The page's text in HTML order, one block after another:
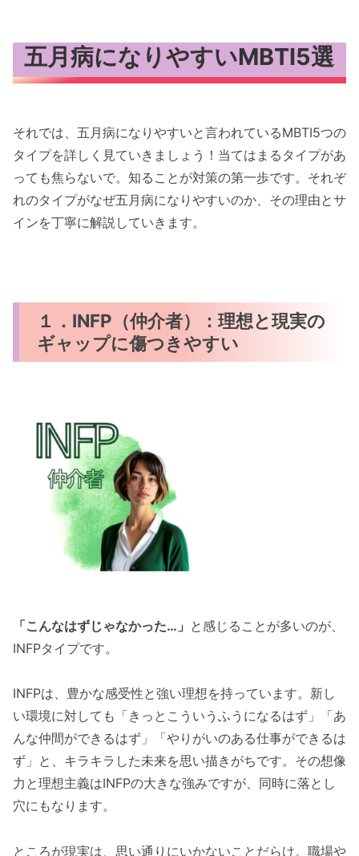
五月病になりやすいMBTI5選
それでは、五月病になりやすいと言われているMBTI5つの
タイプを詳しく見ていきましょう！当てはまるタイプがあ
っても焦らないで。知ることが対策の第一歩です。それぞ
れのタイプがなぜ五月病になりやすいのか、その理由とサ
インを丁寧に解説していきます。
１．INFP（仲介者）：理想と現実の
ギャップに傷つきやすい
「こんなはずじゃなかった…」 と感じることが多いのが、
INFPタイプです。
INFPは、豊かな感受性と強い理想を持っています。新し
い環境に対しても「きっとこういうふうになるはず」「あ
んな仲間ができるはず」「やりがいのある仕事ができるは
ず」と、キラキラした未来を思い描きがちです。その想像
力と理想主義はINFPの大きな強みですが、同時に落とし
穴にもなります。
ところが現実は、思い通りにいかないことだらけ。職場や